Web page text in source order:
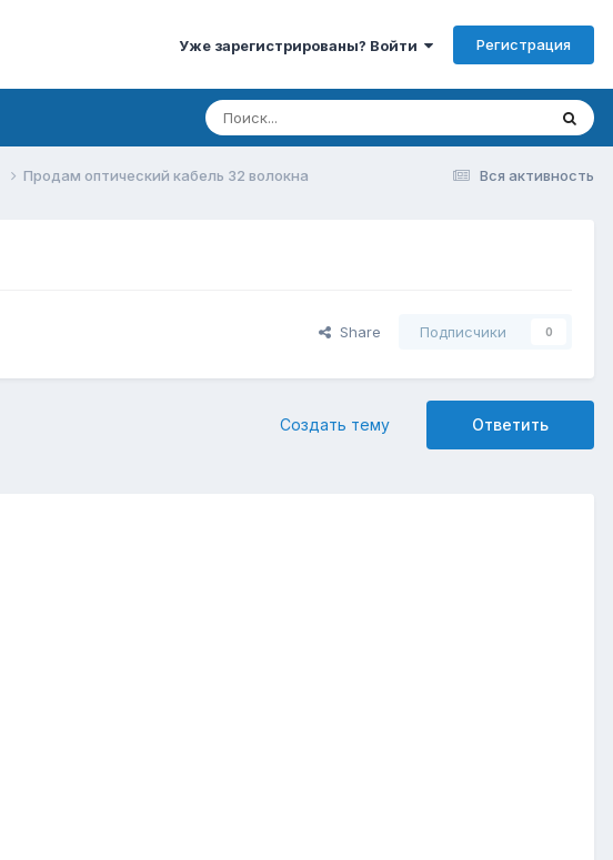
Уже зарегистрированы? Войти Регистрация
Вся активность
Продам оптический кабель 32 волокна
Share Подписчики 0
Ответить
Создать тему